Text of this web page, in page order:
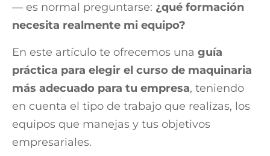
— es normal preguntarse: ¿qué formación
necesita realmente mi equipo?
En este artículo te ofrecemos una guía
práctica para elegir el curso de maquinaria
más adecuado para tu empresa, teniendo
en cuenta el tipo de trabajo que realizas, los
equipos que manejas y tus objetivos
empresariales.